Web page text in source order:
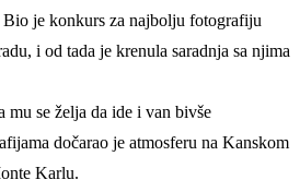
je konkurs za najbolju fotografiju
i od tada je krenula saradnja sa njima
se želja da ide i van bivše
dočarao je atmosferu na Kanskom
Karlu.